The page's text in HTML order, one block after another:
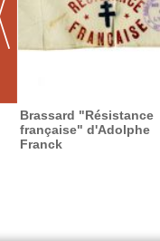
Brassard "Résistance
française" d'Adolphe
Franck